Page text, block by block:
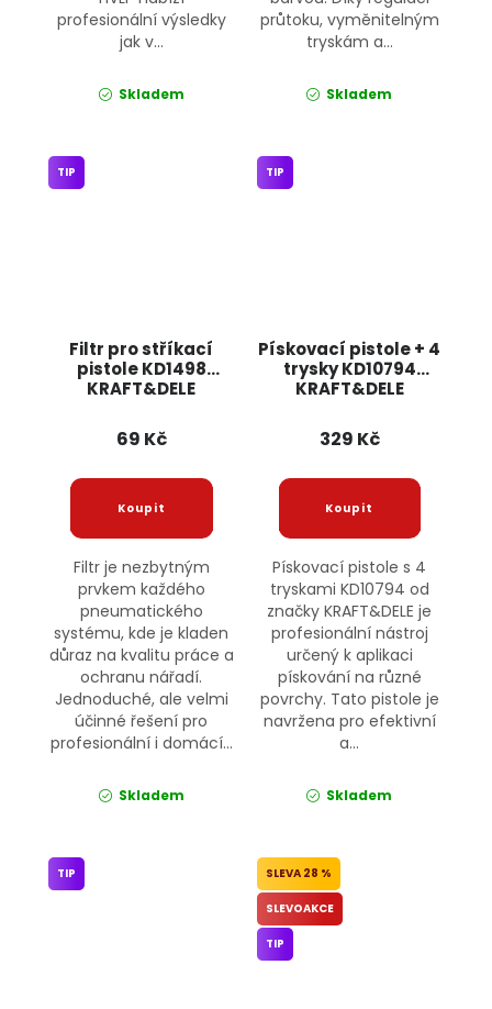
profesionální výsledky
jak v...
Skladem
průtoku, vyměnitelným
tryskám a...
Skladem
Filtr pro stříkací
pistole KD1498
KRAFT&DELE
TIP
69 Kč
Filtr je nezbytným
prvkem každého
pneumatického
systému, kde je kladen
důraz na kvalitu práce a
ochranu nářadí.
Jednoduché, ale velmi
účinné řešení pro
profesionální i domácí...
Skladem
Pískovací pistole + 4
trysky KD10794
KRAFT&DELE
TIP
329 Kč
Pískovací pistole s 4
tryskami KD10794 od
značky KRAFT&DELE je
profesionální nástroj
určený k aplikaci
pískování na různé
povrchy. Tato pistole je
navržena pro efektivní
a...
Skladem
TIP 28 %
SLEVOAKCE
TIP